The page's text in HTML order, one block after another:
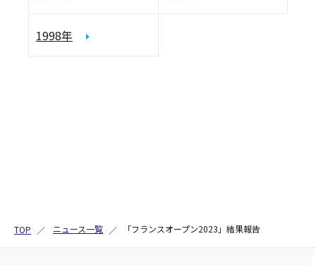
1998年
TOP ニュース一覧 「フランスオープン2023」結果報告